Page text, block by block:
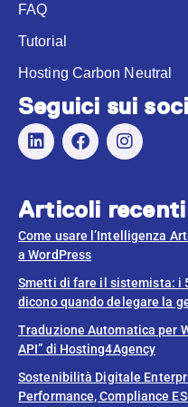
FAQ
Tutorial
Hosting Carbon Neutral
Seguici sui
Articoli recenti
Come usare l’Intelligenza
a WordPress
Smetti di fare il sistemista: i
dicono quando delegare la
Traduzione Automatica per
API” di Hosting4Agency
Sostenibilità Digitale
Performance, Compliance